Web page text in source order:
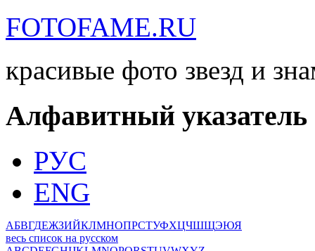
FOTOFAME.RU
красивые фото звезд и
Алфавитный указатель
РУС
ENG
АБВГДЕЖЗИЙКЛМНОПРСТУФХЦЧШЩЭЮЯ
весь список на русском